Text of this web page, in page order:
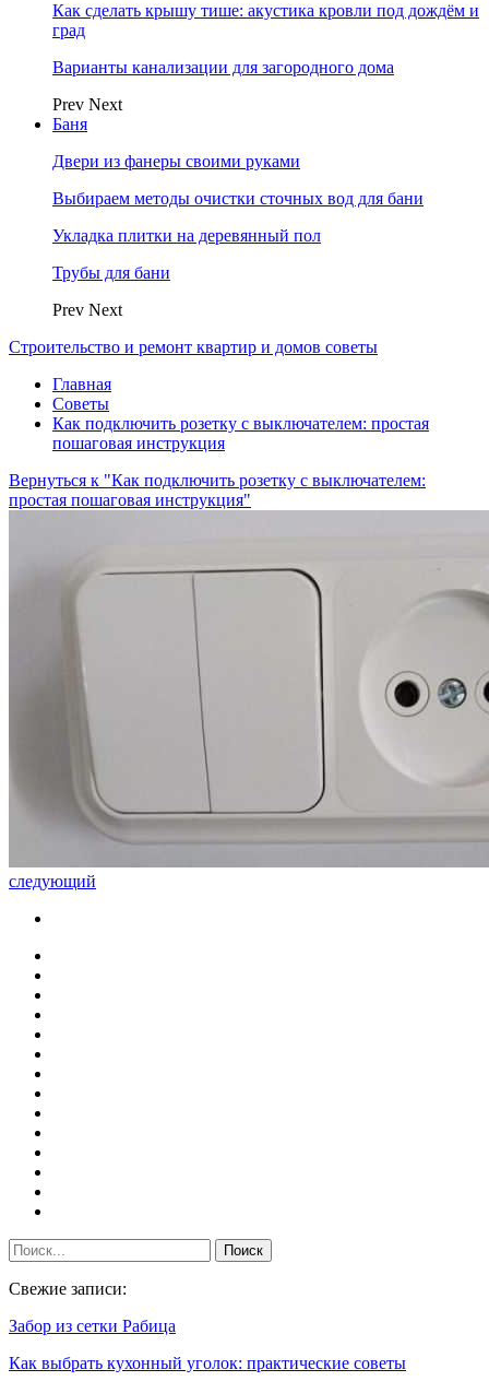
Как сделать крышу тише: акустика кровли под дождём и
град
Варианты канализации для загородного дома
Prev Next
Баня
Двери из фанеры своими руками
Выбираем методы очистки сточных вод для бани
Укладка плитки на деревянный пол
Трубы для бани
Prev Next
Строительство и ремонт квартир и домов советы
Главная
Советы
Как подключить розетку с выключателем: простая
пошаговая инструкция
Вернуться к "Как подключить розетку с выключателем:
простая пошаговая инструкция"
следующий
Свежие записи:
Забор из сетки Рабица
Как выбрать кухонный уголок: практические советы